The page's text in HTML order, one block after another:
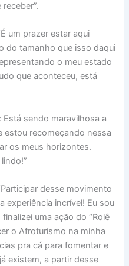
um prazer estar aqui
do tamanho que isso daqui
o meu estado
que aconteceu, está
Está sendo maravilhosa a
estou recomeçando nessa
os meus horizontes.
desse movimento
experiência incrível! Eu sou
uma ação do “Rolê
o Afroturismo na minha
pra cá para fomentar e
existem, a partir desse